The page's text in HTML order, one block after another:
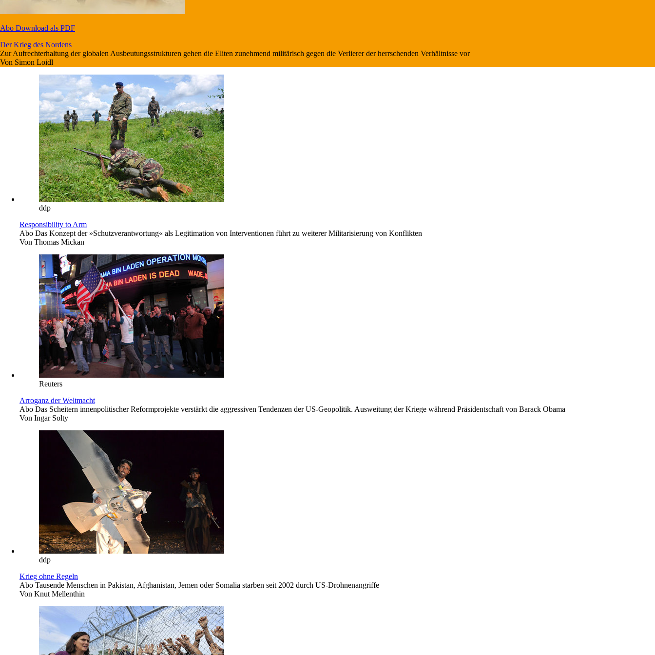
Abo Download als PDF
Der Krieg des Nordens
Zur Aufrechterhaltung der globalen Ausbeutungsstrukturen gehen die Eliten zunehmend militärisch gegen die Verlierer der herrschenden Verhältnisse vor
Von Simon Loidl
ddp
Responsibility to Arm
Abo Das Konzept der »Schutzverantwortung« als Legitimation von Interventionen führt zu weiterer Militarisierung von Konflikten
Von Thomas Mickan
Reuters
Arroganz der Weltmacht
Abo Das Scheitern innenpolitischer Reformprojekte verstärkt die aggressiven Tendenzen der US-Geopolitik. Ausweitung der Kriege während Präsidentschaft von Barack Obama
Von Ingar Solty
ddp
Krieg ohne Regeln
Abo Tausende Menschen in Pakistan, Afghanistan, Jemen oder Somalia starben seit 2002 durch US-Drohnenangriffe
Von Knut Mellenthin